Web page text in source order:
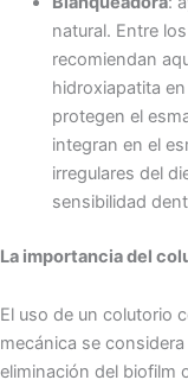
natural. Entre
recomiendan
hidroxiapatita
protegen el
integran en el
irregulares del
sensibilidad
La importancia del
El uso de un colutorio
mecánica se
eliminación del biofilm